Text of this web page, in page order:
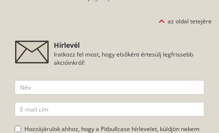
az oldal tetejére
Hírlevél
Iratkozz fel most, hogy elsőként értesülj legfrissebb
akcióinkról!
Hozzájárulok ahhoz, hogy a Pitbullcase hírlevelet, küldjön nekem